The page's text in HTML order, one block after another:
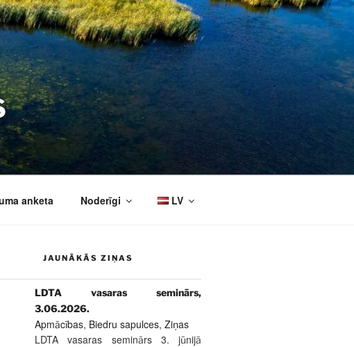
anketa Noderīgi LV
JAUNĀKĀS ZIŅAS
LDTA vasaras seminārs,
3.06.2026.
Apmācības, Biedru sapulces,Ziņas
LDTA vasaras seminārs 3. jūnijā